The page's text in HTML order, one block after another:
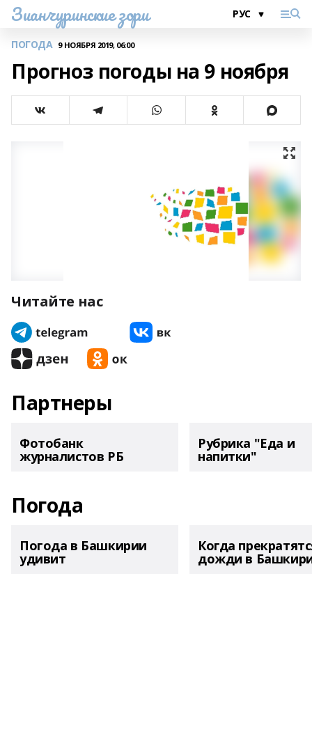
Зианчуринские зори
ПОГОДА 9 НОЯБРЯ 2019, 06:00
Прогноз погоды на 9 ноября
Читайте нас
Партнеры
Фотобанк
журналистов РБ
Рубрика "Еда и
напитки"
Погода
Погода в Башкирии
удивит
Когда
дожди в